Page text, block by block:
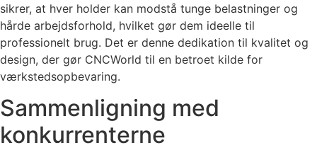
sikrer, at hver holder kan modstå tunge belastninger og
hårde arbejdsforhold, hvilket gør dem ideelle til
professionelt brug. Det er denne dedikation til kvalitet og
design, der gør CNCWorld til en betroet kilde for
værkstedsopbevaring.
Sammenligning med
konkurrenterne